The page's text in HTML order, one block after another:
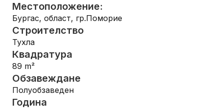
Местоположение:
Бургас, област, гр.Поморие
Строителство
Тухла
Квадратура
89 m²
Обзавеждане
Полуобзаведен
Година